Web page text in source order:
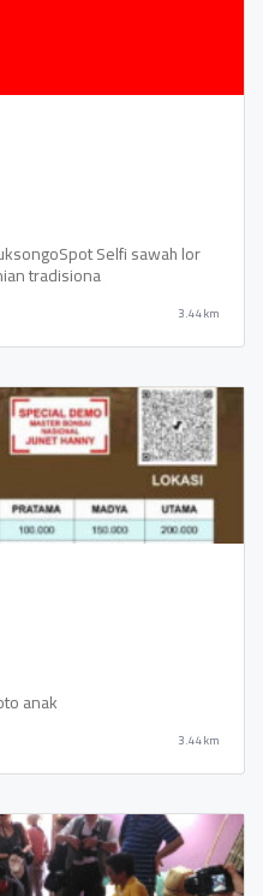
Selfi sawah lor
tradisiona
3.44km
anak
3.44km